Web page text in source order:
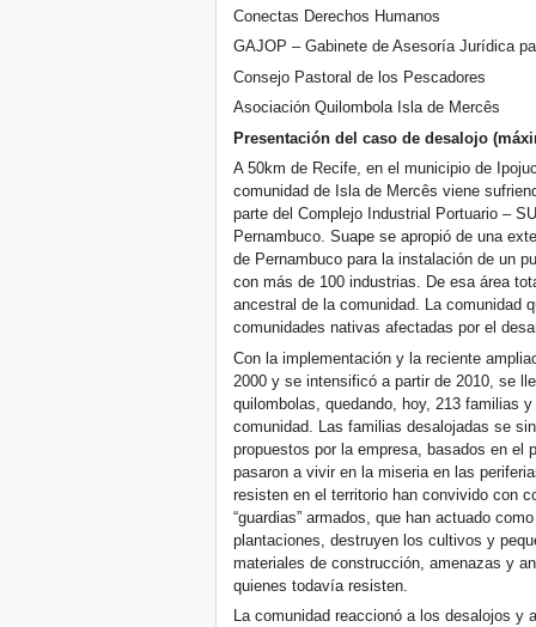
Conectas Derechos Humanos
GAJOP – Gabinete de Asesoría Jurídica
Consejo Pastoral de los Pescadores
Asociación Quilombola Isla de Mercês
Presentación del caso de desalojo
A 50km de Recife, en el municipio de
comunidad de Isla de Mercês viene
parte del Complejo Industrial Portuario –
Pernambuco. Suape se apropió de una
de Pernambuco para la instalación de un
con más de 100 industrias. De esa área
ancestral de la comunidad. La comunidad
comunidades nativas afectadas por el
Con la implementación y la reciente
2000 y se intensificó a partir de 2010, se
quilombolas, quedando, hoy, 213 familias
comunidad. Las familias desalojadas se
propuestos por la empresa, basados en el
pasaron a vivir en la miseria en las
resisten en el territorio han convivido con
“guardias” armados, que han actuado
plantaciones, destruyen los cultivos y
materiales de construcción, amenazas y
quienes todavía resisten.
La comunidad reaccionó a los desalojos y